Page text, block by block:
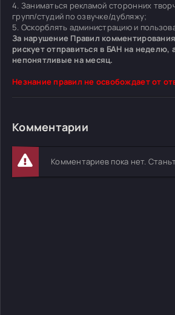
4. Заниматься рекламой сторонних
групп/студий по озвучке/дубляжу;
5. Оскорблять администрацию и
За нарушение Правил
рискует отправиться в БАН на неделю,
непонятливые на месяц.
Незнание правил не освобождает от
Комментарии
Комментариев пока нет.